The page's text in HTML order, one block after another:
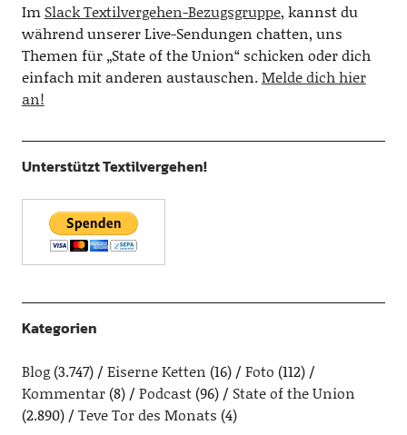
Im Slack Textilvergehen-Bezugsgruppe, kannst du
während unserer Live-Sendungen chatten, uns
Themen für „State of the Union“ schicken oder dich
einfach mit anderen austauschen.Melde dich hier
an!
Unterstützt Textilvergehen!
Kategorien
Blog(3.747) Eiserne Ketten (16) Foto (112)
Kommentar(8) Podcast(96)
State of the Union
(2.890)
Teve Tor des Monats (4)